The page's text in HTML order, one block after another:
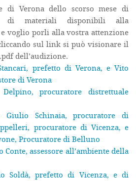
di Verona dello scorso mese di
di materiali disponibili alla
voglio porli alla vostra attenzione
sul link si può visionare il
dell’audizione.
prefetto di Verona, e Vito
di Verona
procuratore distrettuale
Schinaia, procuratore di
procuratore di Vicenza, e
Procuratore di Belluno
assessore all’ambiente della
Soldà, prefetto di Vicenza, e di